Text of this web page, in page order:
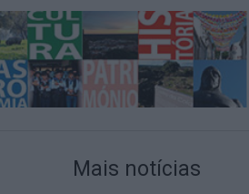
Mais notícias